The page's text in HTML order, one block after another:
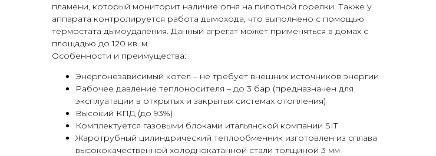
пламени, который мониторит наличие огня на пилотной горелки. Также у
аппарата контролируется работа дымохода, что выполнено с помощью
термостата дымоудаления. Данный агрегат может применяться в домах с
площадью до 120 кв. м.
Особенности и преимущества:
Энергонезависимый котел – не требует внешних источников энергии
Рабочее давление теплоносителя – до 3 бар (предназначен для
эксплуатации в открытых и закрытых системах отопления)
Высокий КПД (до 93%)
Комплектуется газовыми блоками итальянской компании SIT
Жаротрубный цилиндрический теплообменник изготовлен из сплава
высококачественной холоднокатанной стали толщиной 3 мм